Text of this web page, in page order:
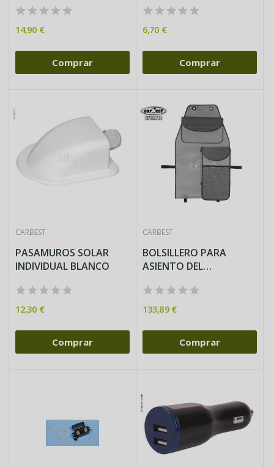
14,90 €
Comprar
6,70 €
Comprar
CARBEST
PASAMUROS SOLAR
INDIVIDUAL BLANCO
12,30 €
Comprar
CARBEST
BOLSILLERO PARA
ASIENTO DEL
133,89 €
Comprar